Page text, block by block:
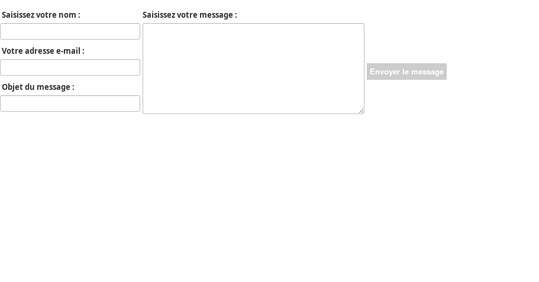
Saisissez votre nom :
Votre adresse e-mail :
Objet du message :
Saisissez votre message :
Envoyer le message